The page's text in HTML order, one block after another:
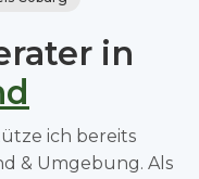
in
ich bereits
& Umgebung. Als